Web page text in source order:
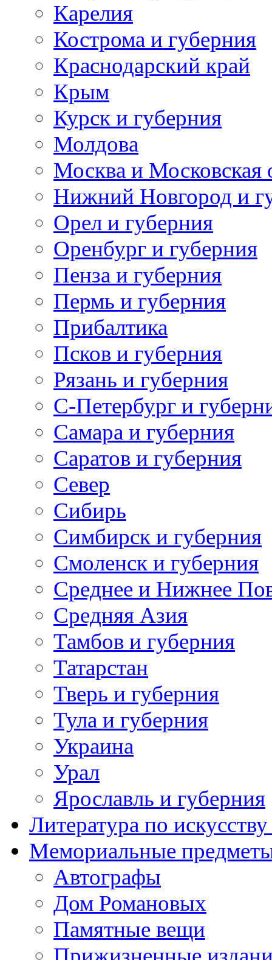
Карелия
Кострома и губерния
Краснодарский край
Крым
Курск и губерния
Молдова
Москва и Московская
Нижний Новгород и
Орел и губерния
Оренбург и губерния
Пенза и губерния
Пермь и губерния
Прибалтика
Псков и губерния
Рязань и губерния
С-Петербург и
Самара и губерния
Саратов и губерния
Север
Сибирь
Симбирск и губерния
Смоленск и губерния
Среднее и Нижнее
Средняя Азия
Тамбов и губерния
Татарстан
Тверь и губерния
Тула и губерния
Украина
Урал
Ярославль и губерния
Литература по
Мемориальные
Автографы
Дом Романовых
Памятные вещи